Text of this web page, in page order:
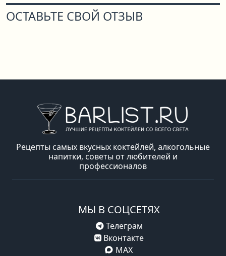
ОСТАВЬТЕ СВОЙ ОТЗЫВ
Рецепты самых вкусных коктейлей, алкогольные
напитки, советы от любителей и
профессионалов
МЫ В СОЦСЕТЯХ
Телеграм
Вконтакте
MAX